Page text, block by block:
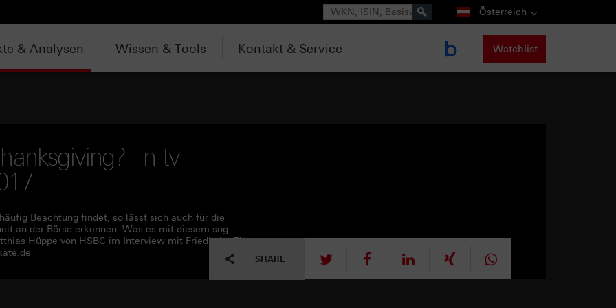
Suche Österreich
& Analysen Wissen & Tools Kontakt & Service Watchlist
- n-tv
Beachtung findet, so lässt sich auch für die
an der Börse erkennen. Was es mit diesem sog.
Hüppe von HSBC im Interview mit Friedhelm Tilgen
SHARE tweet mitteilen